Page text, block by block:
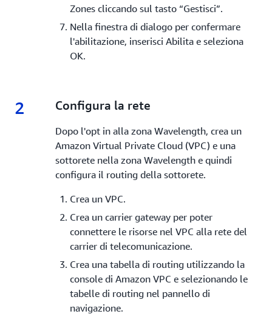
Zones cliccando sul tasto “Gestisci”.
Nella finestra di dialogo per confermare
l'abilitazione, inserisci Abilita e seleziona
OK.
2 2.
Configura la rete
Dopo l'opt in alla zona Wavelength, crea un
Amazon Virtual Private Cloud (VPC) e una
sottorete nella zona Wavelength e quindi
configura il routing della sottorete.
Crea un VPC.
Crea un carrier gateway per poter
connettere le risorse nel VPC alla rete del
carrier di telecomunicazione.
Crea una tabella di routing utilizzando la
console di Amazon VPC e selezionando le
tabelle di routing nel pannello di
navigazione.